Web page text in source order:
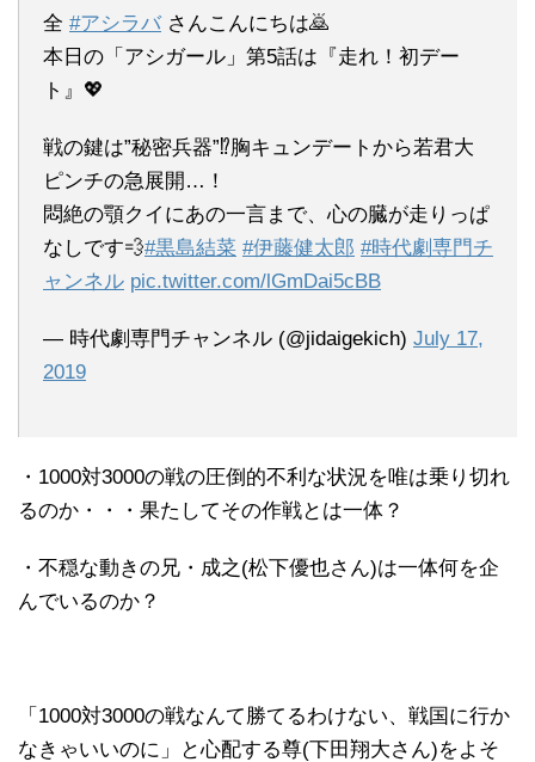
全 #アシラバさんこんにちは🙇
本日の「アシガール」第5話は『走れ！初デー
ト』💖
戦の鍵は”秘密兵器”⁉胸キュンデートから若君大
ピンチの急展開…！
悶絶の顎クイにあの一言まで、心の臓が走りっぱ
なしです💨#黒島結菜 #伊藤健太郎 #時代劇専門チ
ャンネル pic.twitter.com/lGmDai5cBB
— 時代劇専門チャンネル (@jidaigekich) July 17,
2019
・1000対3000の戦の圧倒的不利な状況を唯は乗り切れ
るのか・・・果たしてその作戦とは一体？
・不穏な動きの兄・成之(松下優也さん)は一体何を企
んでいるのか？
「1000対3000の戦なんて勝てるわけない、戦国に行か
なきゃいいのに」と心配する尊(下田翔大さん)をよそ